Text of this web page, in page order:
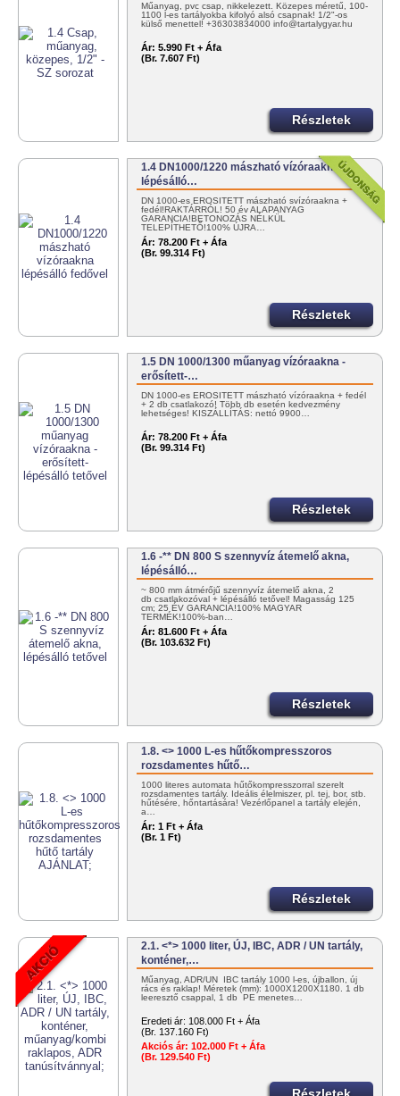
Műanyag, pvc csap, nikkelezett. Közepes méretű, 100-
1100 l-es tartályokba kifolyó alsó csapnak! 1/2"-os
külső menettel! +36303834000 info@tartalygyar.hu
Ár: 5.990 Ft + Áfa
(Br. 7.607 Ft)
Részletek
1.4 DN1000/1220 mászható vízóraakna
lépésálló…
DN 1000-es ERŐSÍTETT mászható svízóraakna +
fedél!RAKTÁRRÓL! 50 év ALAPANYAG
GARANCIA!BETONOZÁS NÉLKÜL
TELEPÍTHETŐ!100% ÚJRA…
Ár: 78.200 Ft + Áfa
(Br. 99.314 Ft)
Részletek
1.5 DN 1000/1300 műanyag vízóraakna -
erősített-…
DN 1000-es ERŐSÍTETT mászható vízóraakna + fedél
+ 2 db csatlakozó! Több db esetén kedvezmény
lehetséges! KISZÁLLÍTÁS: nettó 9900…
Ár: 78.200 Ft + Áfa
(Br. 99.314 Ft)
Részletek
1.6 -** DN 800 S szennyvíz átemelő akna,
lépésálló…
~ 800 mm átmérőjű szennyvíz átemelő akna, 2
db csatlakozóval + lépésálló tetővel! Magasság 125
cm; 25 ÉV GARANCIA!100% MAGYAR
TERMÉK!100%-ban…
Ár: 81.600 Ft + Áfa
(Br. 103.632 Ft)
Részletek
1.8. <> 1000 L-es hűtőkompresszoros
rozsdamentes hűtő…
1000 literes automata hűtőkompresszorral szerelt
rozsdamentes tartály. Ideális élelmiszer, pl. tej, bor, stb.
hűtésére, hőntartására! Vezérlőpanel a tartály elején,
a…
Ár: 1 Ft + Áfa
(Br. 1 Ft)
Részletek
2.1. <*> 1000 liter, ÚJ, IBC, ADR / UN tartály,
konténer,…
Műanyag, ADR/UN IBC tartály 1000 l-es, újballon, új
rács és raklap! Méretek (mm): 1000X1200X1180. 1 db
leeresztő csappal, 1 db PE menetes…
Eredeti ár: 108.000 Ft + Áfa
(Br. 137.160 Ft)
Akciós ár: 102.000 Ft + Áfa
(Br. 129.540 Ft)